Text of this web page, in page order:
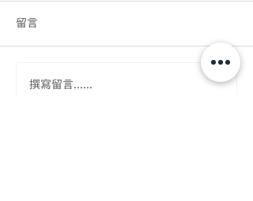
適合前菜的材料
留言
撰寫留言......